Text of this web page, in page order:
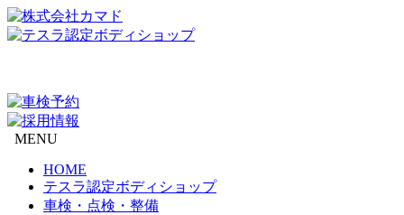
MENU
HOME
テスラ認定ボディショップ
車検・点検・整備